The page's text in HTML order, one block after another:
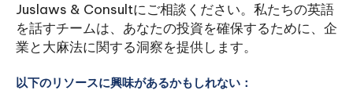
Juslaws & Consultにご相談ください。私たちの英語
を話すチームは、あなたの投資を確保するために、企
業と大麻法に関する洞察を提供します。
以下のリソースに興味があるかもしれない：